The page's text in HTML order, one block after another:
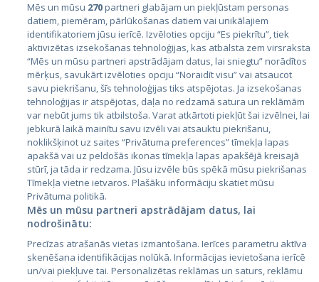
Страны
Эстония
Латвия
Литва
City24.lv
City24.ee
GetaPro.lv
CVbankas.lt
Kainos.lt
Paslaugos.lt
Mēs un mūsu 270partneri glabājam un piekļūstam personas
datiem, piemēram, pārlūkošanas datiem vai unikālajiem
identifikatoriem jūsu ierīcē. Izvēloties opciju “Es piekrītu”, tiek
aktivizētas izsekošanas tehnoloģijas, kas atbalsta zem virsraksta
“Mēs un mūsu partneri apstrādājam datus, lai sniegtu” norādītos
mērķus, savukārt izvēloties opciju “Noraidīt visu” vai atsaucot
savu piekrišanu, šīs tehnoloģijas tiks atspējotas. Ja izsekošanas
tehnoloģijas ir atspējotas, daļa no redzamā satura un reklāmām
var nebūt jums tik atbilstoša. Varat atkārtoti piekļūt šai izvēlnei, lai
jebkurā laikā mainītu savu izvēli vai atsauktu piekrišanu,
noklikšķinot uz saites “Privātuma preferences” tīmekļa lapas
apakšā vai uz peldošās ikonas tīmekļa lapas apakšējā kreisajā
stūrī, ja tāda ir redzama. Jūsu izvēle būs spēkā mūsu piekrišanas
Tīmekļa vietne ietvaros. Plašāku informāciju skatiet mūsu
Privātuma politikā.
Mēs un mūsu partneri apstrādājam datus, lai
nodrošinātu:
Precīzas atrašanās vietas izmantošana. Ierīces parametru aktīva
skenēšana identifikācijas nolūkā. Informācijas ievietošana ierīcē
un/vai piekļuve tai. Personalizētas reklāmas un saturs, reklāmu